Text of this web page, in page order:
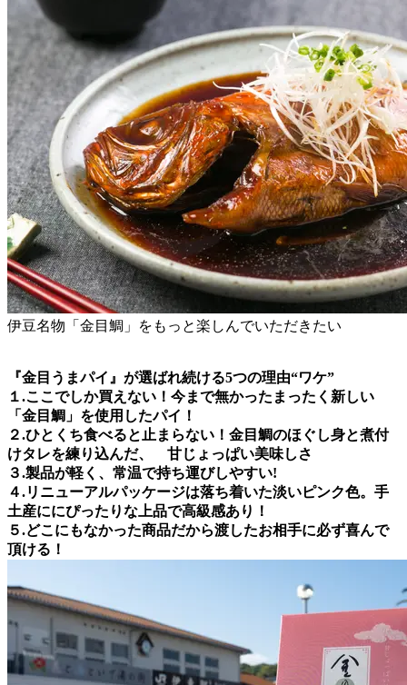
伊豆名物「金目鯛」をもっと楽しんでいただきたい
『金目うまパイ』が選ばれ続ける5つの理由“ワケ”
１.ここでしか買えない！今まで無かったまったく新しい
「金目鯛」を使用したパイ！
２.ひとくち食べると止まらない！金目鯛のほぐし身と煮付
けタレを練り込んだ、 甘じょっぱい美味しさ
３.製品が軽く、常温で持ち運びしやすい!
４.リニューアルパッケージは落ち着いた淡いピンク色。手
土産ににぴったりな上品で高級感あり！
５.どこにもなかった商品だから渡したお相手に必ず喜んで
頂ける！